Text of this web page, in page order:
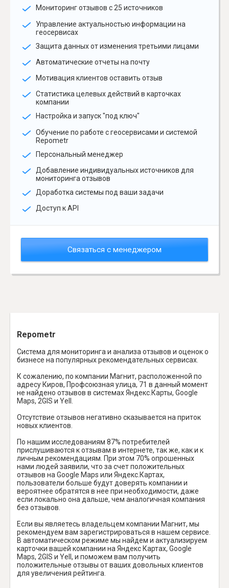
Мониторинг отзывов с 25 источников
Управление актуальностью информации на
геосервисах
Защита данных от изменения третьими лицами
Автоматические отчеты на почту
Мотивация клиентов оставить отзыв
Статистика целевых действий в карточках
компании
Настройка и запуск "под ключ"
Обучение по работе с геосервисами и системой
Repometr
Персональный менеджер
Добавление индивидуальных источников для
мониторинга отзывов
Доработка системы под ваши задачи
Доступ к API
Связаться с менеджером
Repometr
Система для мониторинга и анализа отзывов и оценок о
бизнесе на популярных рекомендательных сервисах.
К сожалению, по компании Магнит, расположенной по
адресу Киров, Профсоюзная улица, 71 в данный момент
не найдено отзывов в системах Яндекс.Карты, Google
Maps, 2GIS и Yell.
Отсутствие отзывов негативно сказывается на приток
новых клиентов.
По нашим исследованиям 87% потребителей
прислушиваются к отзывам в интернете, так же, как и к
личным рекомендациям. При этом 70% опрошенных
нами людей заявили, что за счет положительных
отзывов на Google Maps или Яндекс.Картах,
пользователи больше будут доверять компании и
вероятнее обратятся в нее при необходимости, даже
если локально она дальше, чем аналогичная компания
без отзывов.
Если вы являетесь владельцем компании Магнит, мы
рекомендуем вам зарегистрироваться в нашем сервисе.
В автоматическом режиме мы найдем и актуализируем
карточки вашей компании на Яндекс Картах, Google
Maps, 2GIS и Yell, и поможем вам получить
положительные отзывы от ваших довольных клиентов
для увеличения рейтинга.